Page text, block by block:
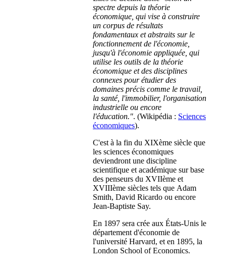
spectre depuis la théorie
économique, qui vise à construire
un corpus de résultats
fondamentaux et abstraits sur le
fonctionnement de l'économie,
jusqu'à l'économie appliquée, qui
utilise les outils de la théorie
économique et des disciplines
connexes pour étudier des
domaines précis comme le travail,
la santé, l'immobilier, l'organisation
industrielle ou encore
l'éducation.". (Wikipédia : Sciences
économiques).
C'est à la fin du XIXème siècle que
les sciences économiques
deviendront une discipline
scientifique et académique sur base
des penseurs du XVIIème et
XVIIIème siècles tels que Adam
Smith, David Ricardo ou encore
Jean-Baptiste Say.
En 1897 sera crée aux États-Unis le
département d'économie de
l'université Harvard, et en 1895, la
London School of Economics.